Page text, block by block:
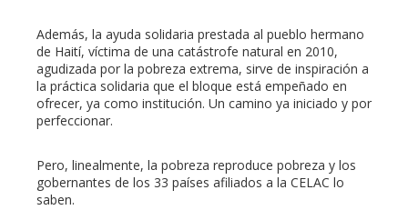
Además, la ayuda solidaria prestada al pueblo hermano
de Haití, víctima de una catástrofe natural en 2010,
agudizada por la pobreza extrema, sirve de inspiración a
la práctica solidaria que el bloque está empeñado en
ofrecer, ya como institución. Un camino ya iniciado y por
perfeccionar.
Pero, linealmente, la pobreza reproduce pobreza y los
gobernantes de los 33 países afiliados a la CELAC lo
saben.